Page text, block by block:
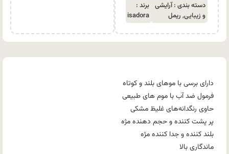
دسته بندی :آرایشی
و زیبایی, ریمل
برند :
isadora
دارای برسی با موهای بلند و کوتاه
فرمول ضد آب با موم های طبیعی
حاوی رنگدانه‌های غلیظ مشکی
پر پشت کننده و حجم دهنده مژه
بلند کننده و جدا کننده مژه
ماندگاری بالا